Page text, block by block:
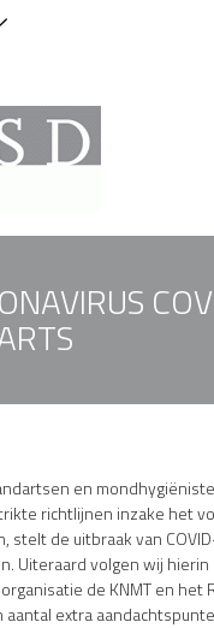
en
richtlijnen inzake het
stelt de uitbraak van
Uiteraard volgen wij
de KNMT en het
extra